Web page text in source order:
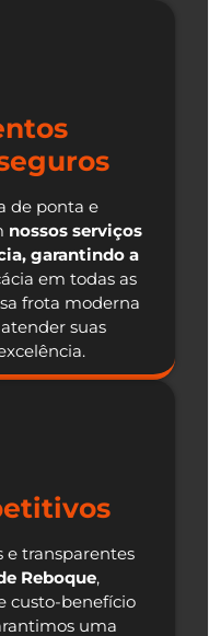
de ponta e
nossos serviços
garantindo a
em todas as
frota moderna
suas
e transparentes
Reboque,
custo-benefício
uma